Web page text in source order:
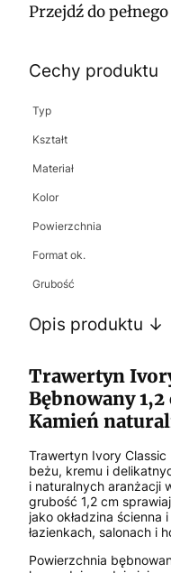
Przejdź do
Cechy produktu
Typ
Kształt
Materiał
Kolor
Powierzchnia
Format ok.
Grubość
Opis produktu ↓
Trawertyn
Bębnowany 1,2
Kamień
Trawertyn Ivory Classic
beżu, kremu i
i naturalnych aranżacji
grubość 1,2 cm
jako okładzina ścienna
łazienkach, salonach i
Powierzchnia